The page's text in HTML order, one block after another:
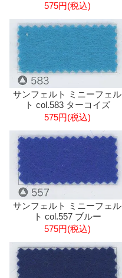
575円(税込)
サンフェルト ミニーフェル
ト col.583 ターコイズ
575円(税込)
サンフェルト ミニーフェル
ト col.557 ブルー
575円(税込)